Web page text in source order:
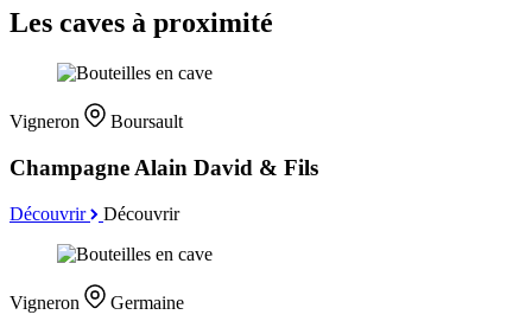
Les caves à proximité
Vigneron Boursault
Champagne Alain David & Fils
Découvrir Découvrir
Vigneron Germaine